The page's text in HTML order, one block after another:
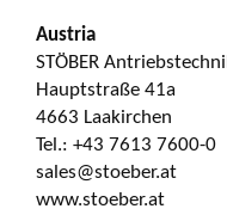
Austria
STÖBER
Hauptstraße 41a
4663 Laakirchen
Tel.: +43 7613 7600-0
sales@stoeber.at
www.stoeber.at